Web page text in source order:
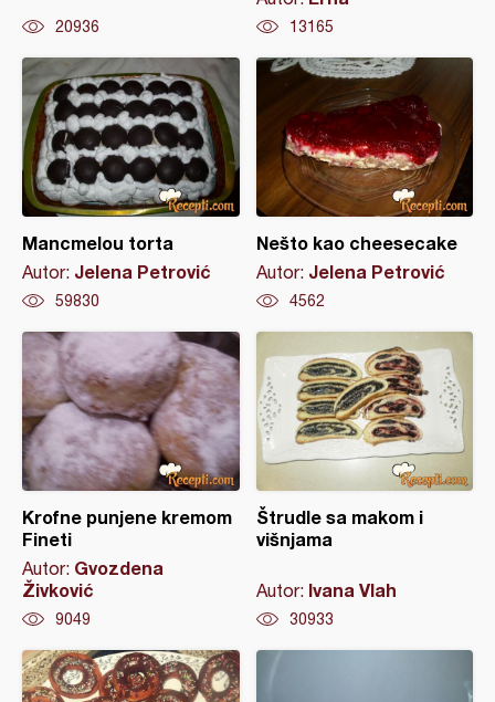
20936 13165
Mancmelou torta
Autor: Jelena Petrović
59830
Nešto kao cheesecake
Autor: Jelena Petrović
4562
Krofne punjene kremom
Fineti
Autor: Gvozdena
Živković
9049
Štrudle sa makom i
višnjama
Autor: Ivana Vlah
30933